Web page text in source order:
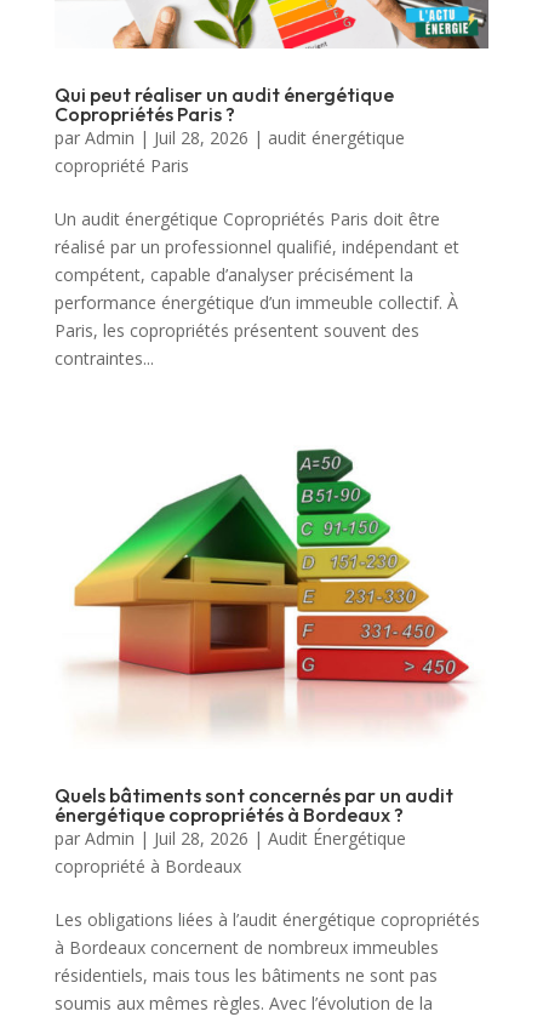
Qui peut réaliser un audit énergétique
Copropriétés Paris ?
par Admin | Juil 28, 2026 | audit énergétique
copropriété Paris
Un audit énergétique Copropriétés Paris doit être
réalisé par un professionnel qualifié, indépendant et
compétent, capable d’analyser précisément la
performance énergétique d’un immeuble collectif. À
Paris, les copropriétés présentent souvent des
contraintes...
Quels bâtiments sont concernés par un audit
énergétique copropriétés à Bordeaux ?
par Admin | Juil 28, 2026 | Audit Énergétique
copropriété à Bordeaux
Les obligations liées à l’audit énergétique copropriétés
à Bordeaux concernent de nombreux immeubles
résidentiels, mais tous les bâtiments ne sont pas
soumis aux mêmes règles. Avec l’évolution de la